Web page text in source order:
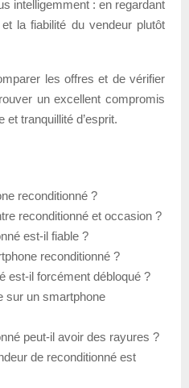
intelligemment : en regardant
la fiabilité du vendeur plutôt
les offres et de vérifier
un excellent compromis
et tranquillité d’esprit.
reconditionné ?
reconditionné et occasion ?
est-il fiable ?
reconditionné ?
est-il forcément débloqué ?
sur un smartphone
peut-il avoir des rayures ?
de reconditionné est